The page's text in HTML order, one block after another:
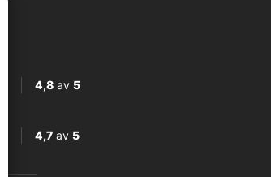
4,8av 5
4,7av 5